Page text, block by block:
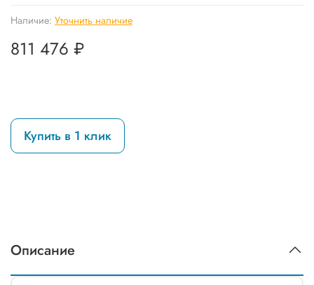
Наличие: Уточнить наличие
811 476 ₽
Купить в 1 клик
Описание